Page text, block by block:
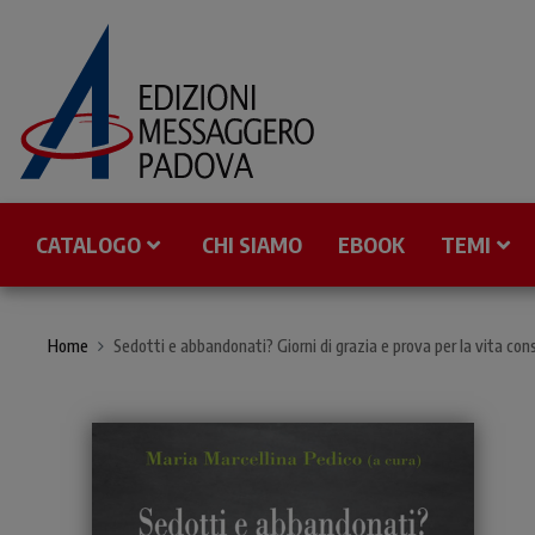
CATALOGO CHI SIAMO EBOOK TEMI
Home Sedotti e abbandonati? Giorni di grazia e prova per la vita